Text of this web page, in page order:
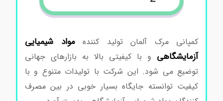
کمپانی مرک آلمان تولید کنندهمواد شیمیایی
آزمایشگاهیو با کیفیتی بالا به بازارهای جهانی
توضیع می شود. این شرکت با تولیدات متنوع و با
کیفیت توانسته جایگاه بسیار خوبی در بین مصرف